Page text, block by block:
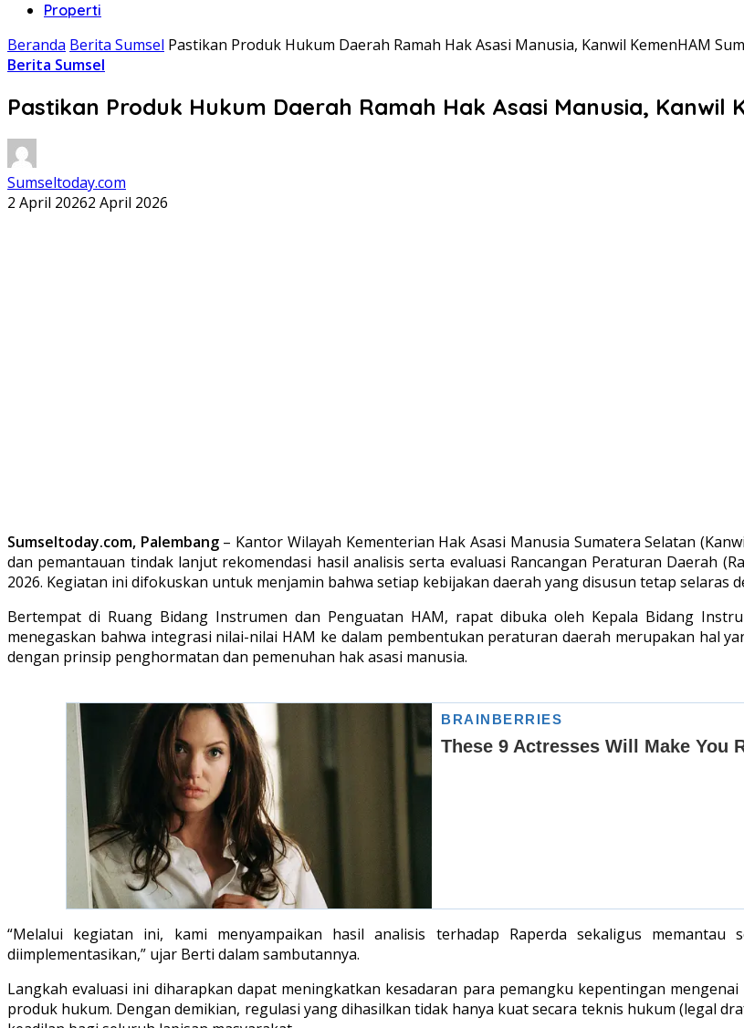
Properti
Beranda Berita Sumsel Pastikan Produk Hukum Daerah Ramah Hak Asasi Manusia, Kanwil KemenHAM
Berita Sumsel
Pastikan Produk Hukum Daerah Ramah Hak Asasi Manusia, Kanwil
Sumseltoday.com
2 April 20262 April 2026
Sumseltoday.com, Palembang– Kantor Wilayah Kementerian Hak Asasi Manusia Sumatera Selatan
dan pemantauan tindak lanjut rekomendasi hasil analisis serta evaluasi Rancangan Peraturan Daerah
2026. Kegiatan ini difokuskan untuk menjamin bahwa setiap kebijakan daerah yang disusun tetap
Bertempat di Ruang Bidang Instrumen dan Penguatan HAM, rapat dibuka oleh Kepala Bidang
menegaskan bahwa integrasi nilai-nilai HAM ke dalam pembentukan peraturan daerah merupakan hal
dengan prinsip penghormatan dan pemenuhan hak asasi manusia.
“Melalui kegiatan ini, kami menyampaikan hasil analisis terhadap Raperda sekaligus
diimplementasikan,” ujar Berti dalam sambutannya.
Langkah evaluasi ini diharapkan dapat meningkatkan kesadaran para pemangku kepentingan
produk hukum. Dengan demikian, regulasi yang dihasilkan tidak hanya kuat secara teknis hukum (legal